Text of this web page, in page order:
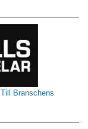
Till Branschens